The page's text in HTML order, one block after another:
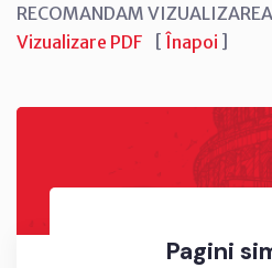
Pagini
RECOMANDAM
Vizualizare PDF [ Înapoi ]